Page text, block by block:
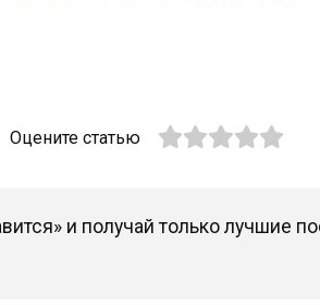
Оцените статью
и получай только лучшие